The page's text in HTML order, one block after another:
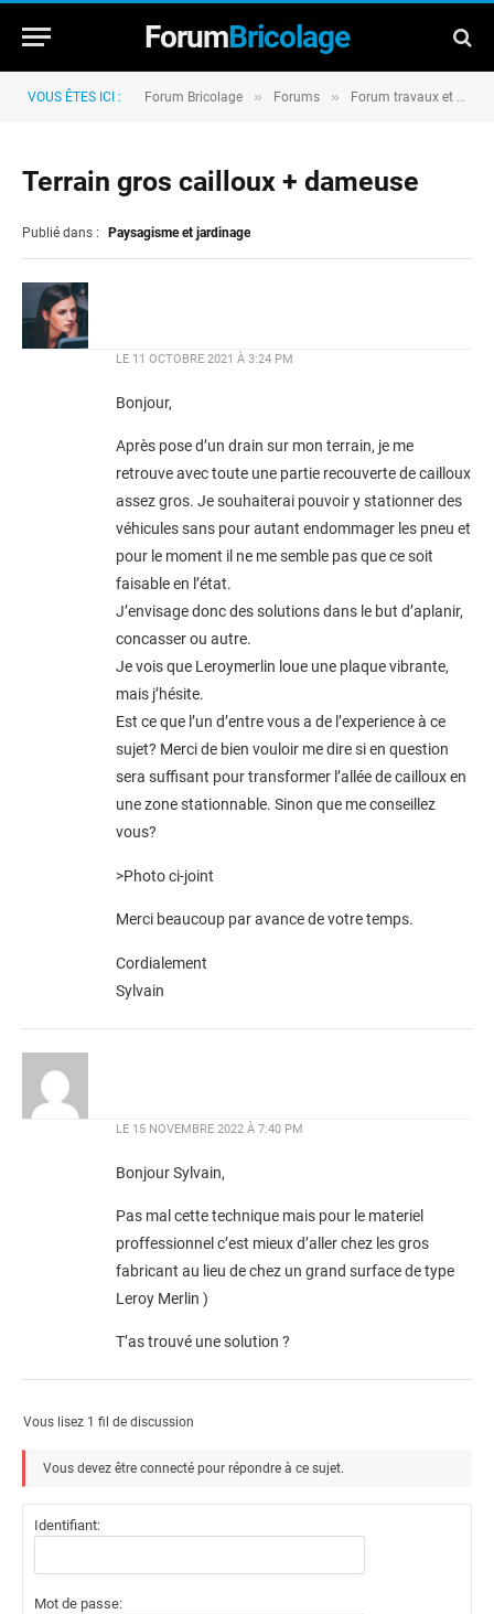
ForumBricolage
VOUS ÊTES ICI : Forum Bricolage » Forums » Forum travaux et rénovation
Terrain gros cailloux + dameuse
Publié dans : Paysagisme et jardinage
LE 11 OCTOBRE 2021 À 3:24 PM
Bonjour,
Après pose d’un drain sur mon terrain, je me
retrouve avec toute une partie recouverte de cailloux
assez gros. Je souhaiterai pouvoir y stationner des
véhicules sans pour autant endommager les pneu et
pour le moment il ne me semble pas que ce soit
faisable en l’état.
J’envisage donc des solutions dans le but d’aplanir,
concasser ou autre.
Je vois que Leroymerlin loue une plaque vibrante,
mais j’hésite.
Est ce que l’un d’entre vous a de l’experience à ce
sujet? Merci de bien vouloir me dire sien question
sera suffisant pour transformer l’allée de cailloux en
une zone stationnable. Sinon que me conseillez
vous?
>Photo ci-joint
Merci beaucoup par avance de votre temps.
Cordialement
Sylvain
LE 15 NOVEMBRE 2022 À 7:40 PM
Bonjour Sylvain,
Pas mal cette technique mais pour le materiel
proffessionnel c’est mieux d’aller chez les gros
fabricant au lieu de chez un grand surface de type
Leroy Merlin )
T’as trouvé une solution ?
Vous lisez 1 fil de discussion
Vous devez être connecté pour répondre à ce sujet.
Identifiant:
Mot de passe: